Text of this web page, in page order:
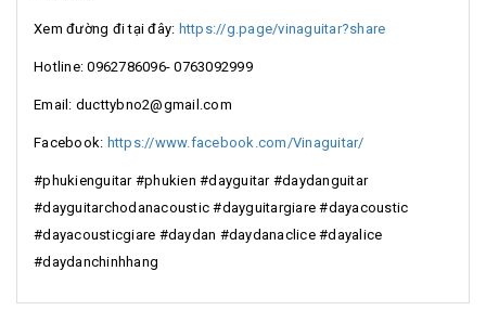
Xem đường đi tại đây: https://g.page/vinaguitar?share
Hotline: 0962786096- 0763092999
Email: ducttybno2@gmail.com
Facebook: https://www.facebook.com/Vinaguitar/
#phukienguitar #phukien #dayguitar #daydanguitar
#dayguitarchodanacoustic #dayguitargiare #dayacoustic
#dayacousticgiare #daydan #daydanaclice #dayalice
#daydanchinhhang